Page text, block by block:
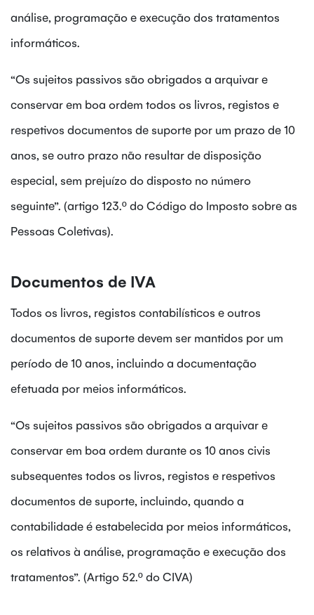
análise, programação e execução dos tratamentos
informáticos.
“Os sujeitos passivos são obrigados a arquivar e
conservar em boa ordem todos os livros, registos e
respetivos documentos de suporte por um prazo de 10
anos, se outro prazo não resultar de disposição
especial, sem prejuízo do disposto no número
seguinte”. (artigo 123.º do Código do Imposto sobre as
Pessoas Coletivas).
Documentos de IVA
Todos os livros, registos contabilísticos e outros
documentos de suporte devem ser mantidos por um
período de 10 anos, incluindo a documentação
efetuada por meios informáticos.
“Os sujeitos passivos são obrigados a arquivar e
conservar em boa ordem durante os 10 anos civis
subsequentes todos os livros, registos e respetivos
documentos de suporte, incluindo, quando a
contabilidade é estabelecida por meios informáticos,
os relativos à análise, programação e execução dos
tratamentos”. (Artigo 52.º do CIVA)